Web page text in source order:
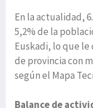
En la actualidad,
5,2% de la
Euskadi, lo que le
de provincia con
según el Mapa
Balance de